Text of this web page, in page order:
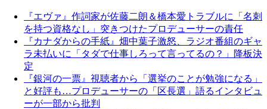
『エヴァ』作詞家が佐藤二朗＆橋本愛トラブルに「名刺
を持つ資格なし」突きつけたプロデューサーの責任
『カナダからの手紙』畑中葉子激怒、ラジオ番組のギャ
ラ未払いに「タダで仕事しろって言ってるの？」降板決
定
『銀河の一票』視聴者から「選挙のことが勉強になる」
と好評も…プロデューサーの「区長選」語るインタビュ
ーが一部から批判